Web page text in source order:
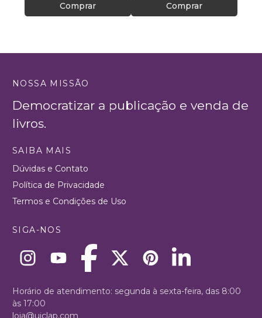
Comprar Comprar
NOSSA MISSÃO
Democratizar a publicação e venda de
livros.
SAIBA MAIS
Dúvidas e Contato
Política de Privacidade
Termos e Condições de Uso
SIGA-NOS
Horário de atendimento: segunda à sexta-feira, das 8:00
às 17:00
loja@uiclap.com